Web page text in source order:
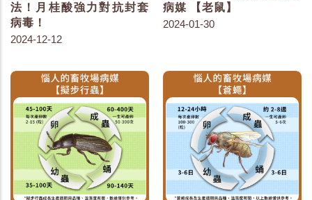
法！月桂酸強力對抗封套
病毒！
2024-12-12
病媒 【老鼠】
2024-01-30